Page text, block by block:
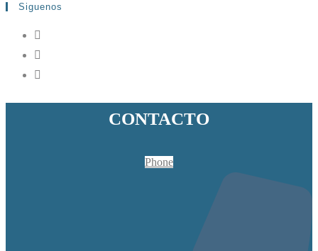
Siguenos
CONTACTO
Phone